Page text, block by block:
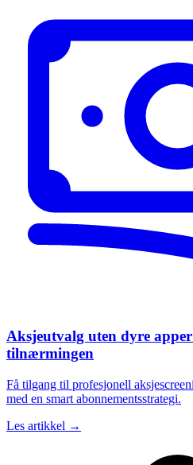
Aksjeutvalg uten dyre
tilnærmingen
Få tilgang til profesjonell
med en smart abonnementsstrategi.
Les artikkel →